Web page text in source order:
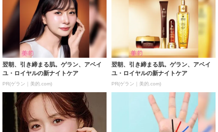
翌朝、引き締まる肌。ゲラン、アベイ
ユ・ロイヤルの新ナイトケア
PR(ゲラン｜美的.com)
翌朝、引き締まる肌。ゲラン、アベイ
ユ・ロイヤルの新ナイトケア
PR(ゲラン｜美的.com)